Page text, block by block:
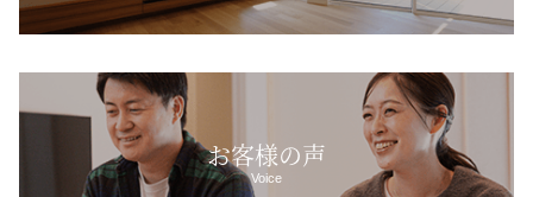
お客様の声
Voice